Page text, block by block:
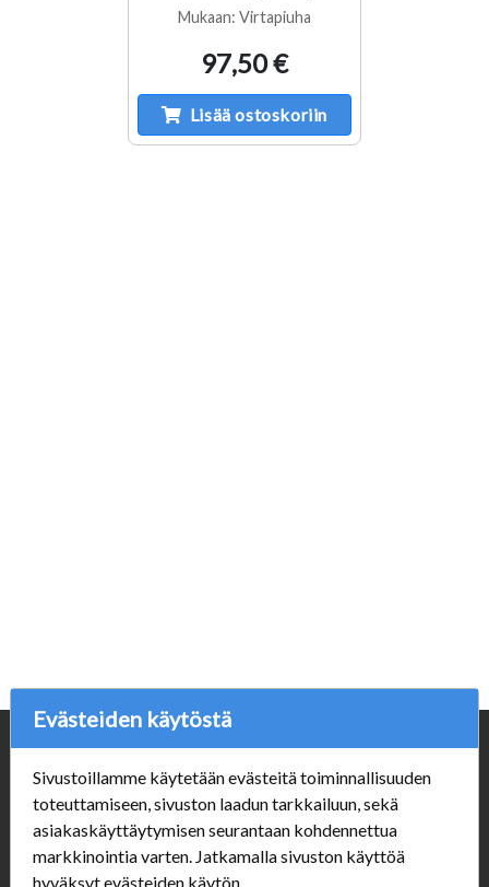
Mukaan: Virtapiuha
97,50 €
Lisää ostoskoriin
Porvoonpelikauppa.fi
Y-tunnus: 1550914-1
Asiakaspalvelu
Evästeiden käytöstä
Sivustoillamme käytetään evästeitä toiminnallisuuden
toteuttamiseen, sivuston laadun tarkkailuun, sekä
asiakaskäyttäytymisen seurantaan kohdennettua
markkinointia varten. Jatkamalla sivuston käyttöä
hyväksyt evästeiden käytön.